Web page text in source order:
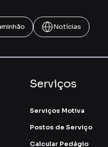
Notícias
Serviços
Serviços Motiva
Postos de Serviço
Calcular Pedágio